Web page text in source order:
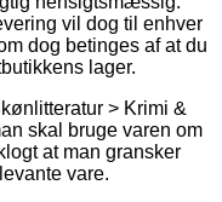
vil dog til enhver
dog betinges af at du
lager.
> Krimi &
skal bruge varen om
at man gransker
vare.